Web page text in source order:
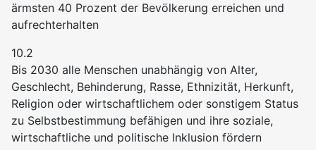
ärmsten 40 Prozent der Bevölkerung erreichen und
aufrechterhalten
10.2
Bis 2030 alle Menschen unabhängig von Alter,
Geschlecht, Behinderung, Rasse, Ethnizität, Herkunft,
Religion oder wirtschaftlichem oder sonstigem Status
zu Selbstbestimmung befähigen und ihre soziale,
wirtschaftliche und politische Inklusion fördern